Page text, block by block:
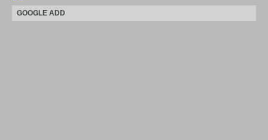
GOOGLE ADD